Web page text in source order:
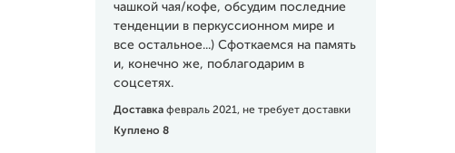
чашкой чая/кофе, обсудим последние
тенденции в перкуссионном мире и
все остальное...) Сфоткаемся на память
и, конечно же, поблагодарим в
соцсетях.
Доставка февраль 2021, не требует доставки
Куплено 8